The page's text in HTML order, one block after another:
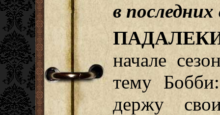
в последних
начале
тему
держу